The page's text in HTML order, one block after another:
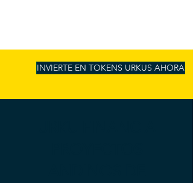
INVIERTE EN TOKENS URKUS AHORA